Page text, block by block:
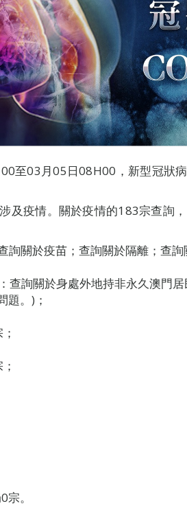
至03月05日08H00，新型冠狀
及疫情。關於疫情的183宗查詢
詢關於疫苗；查詢關於隔離；查
查詢關於身處外地持非永久澳門
題。)；
。